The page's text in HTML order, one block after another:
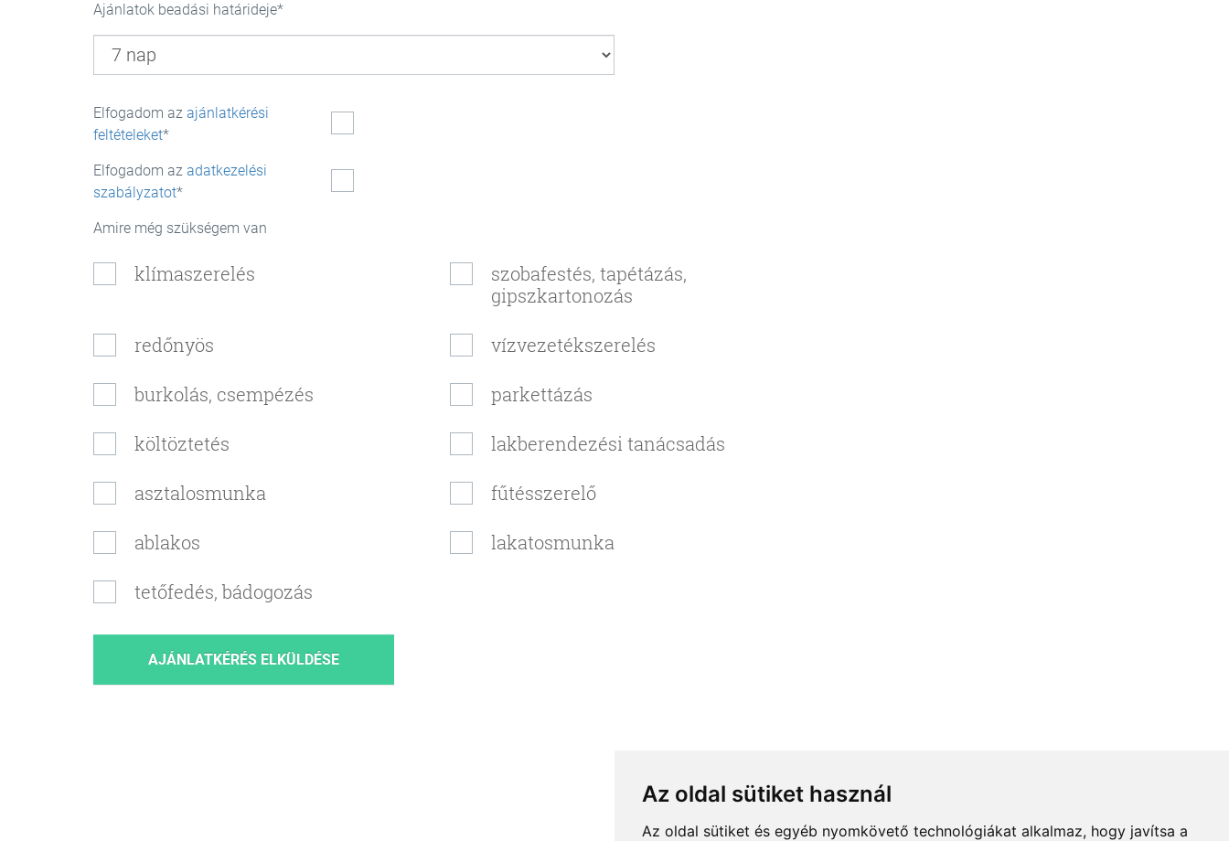
Az oldal sütiket használ
Az oldal sütiket és egyéb nyomkövető technológiákat alkalmaz, hogy javítsa a
Ajánlatok beadási határideje
Elfogadom az ajánlatkérési
feltételeket
Elfogadom az adatkezelési
szabályzatot
Amire még szükségem van
klímaszerelés
szobafestés, tapétázás,
gipszkartonozás
redőnyös vízvezetékszerelés
burkolás, csempézés parkettázás
költöztetés lakberendezési tanácsadás
asztalosmunka fűtésszerelő
ablakos lakatosmunka
tetőfedés, bádogozás